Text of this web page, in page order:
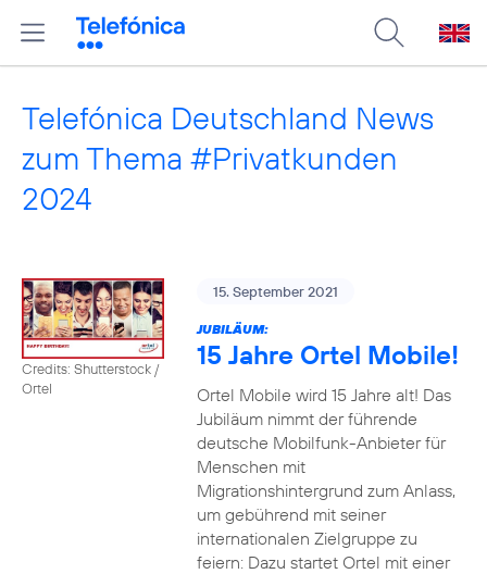
Telefónica Deutschland News
zum Thema #Privatkunden
2024
Credits: Shutterstock /
Ortel
15. September 2021
JUBILÄUM:
15 Jahre Ortel Mobile!
Ortel Mobile wird 15 Jahre alt! Das
Jubiläum nimmt der führende
deutsche Mobilfunk-Anbieter für
Menschen mit
Migrationshintergrund zum Anlass,
um gebührend mit seiner
internationalen Zielgruppe zu
feiern: Dazu startet Ortel mit einer